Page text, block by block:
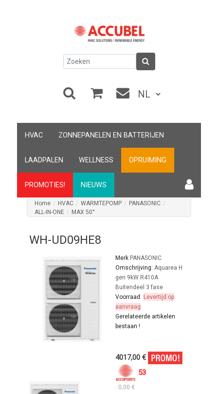
HVAC ZONNEPANELEN EN BATTERIJEN
LAADPALEN WELLNESS OPRUIMING
PROMOTIES! NIEUWS
Home / HVAC / WARMTEPOMP / PANASONIC /
ALL-IN-ONE / MAX 50°
WH-UD09HE8
MerkPANASONIC
Omschrijving: Aquarea H
gen 9kW R410A
Buitendeel 3 fase
Voorraad: Levertijd op
aanvraag
Gerelateerde artikelen
bestaan !
4017,00 €
53
: 0,00 €